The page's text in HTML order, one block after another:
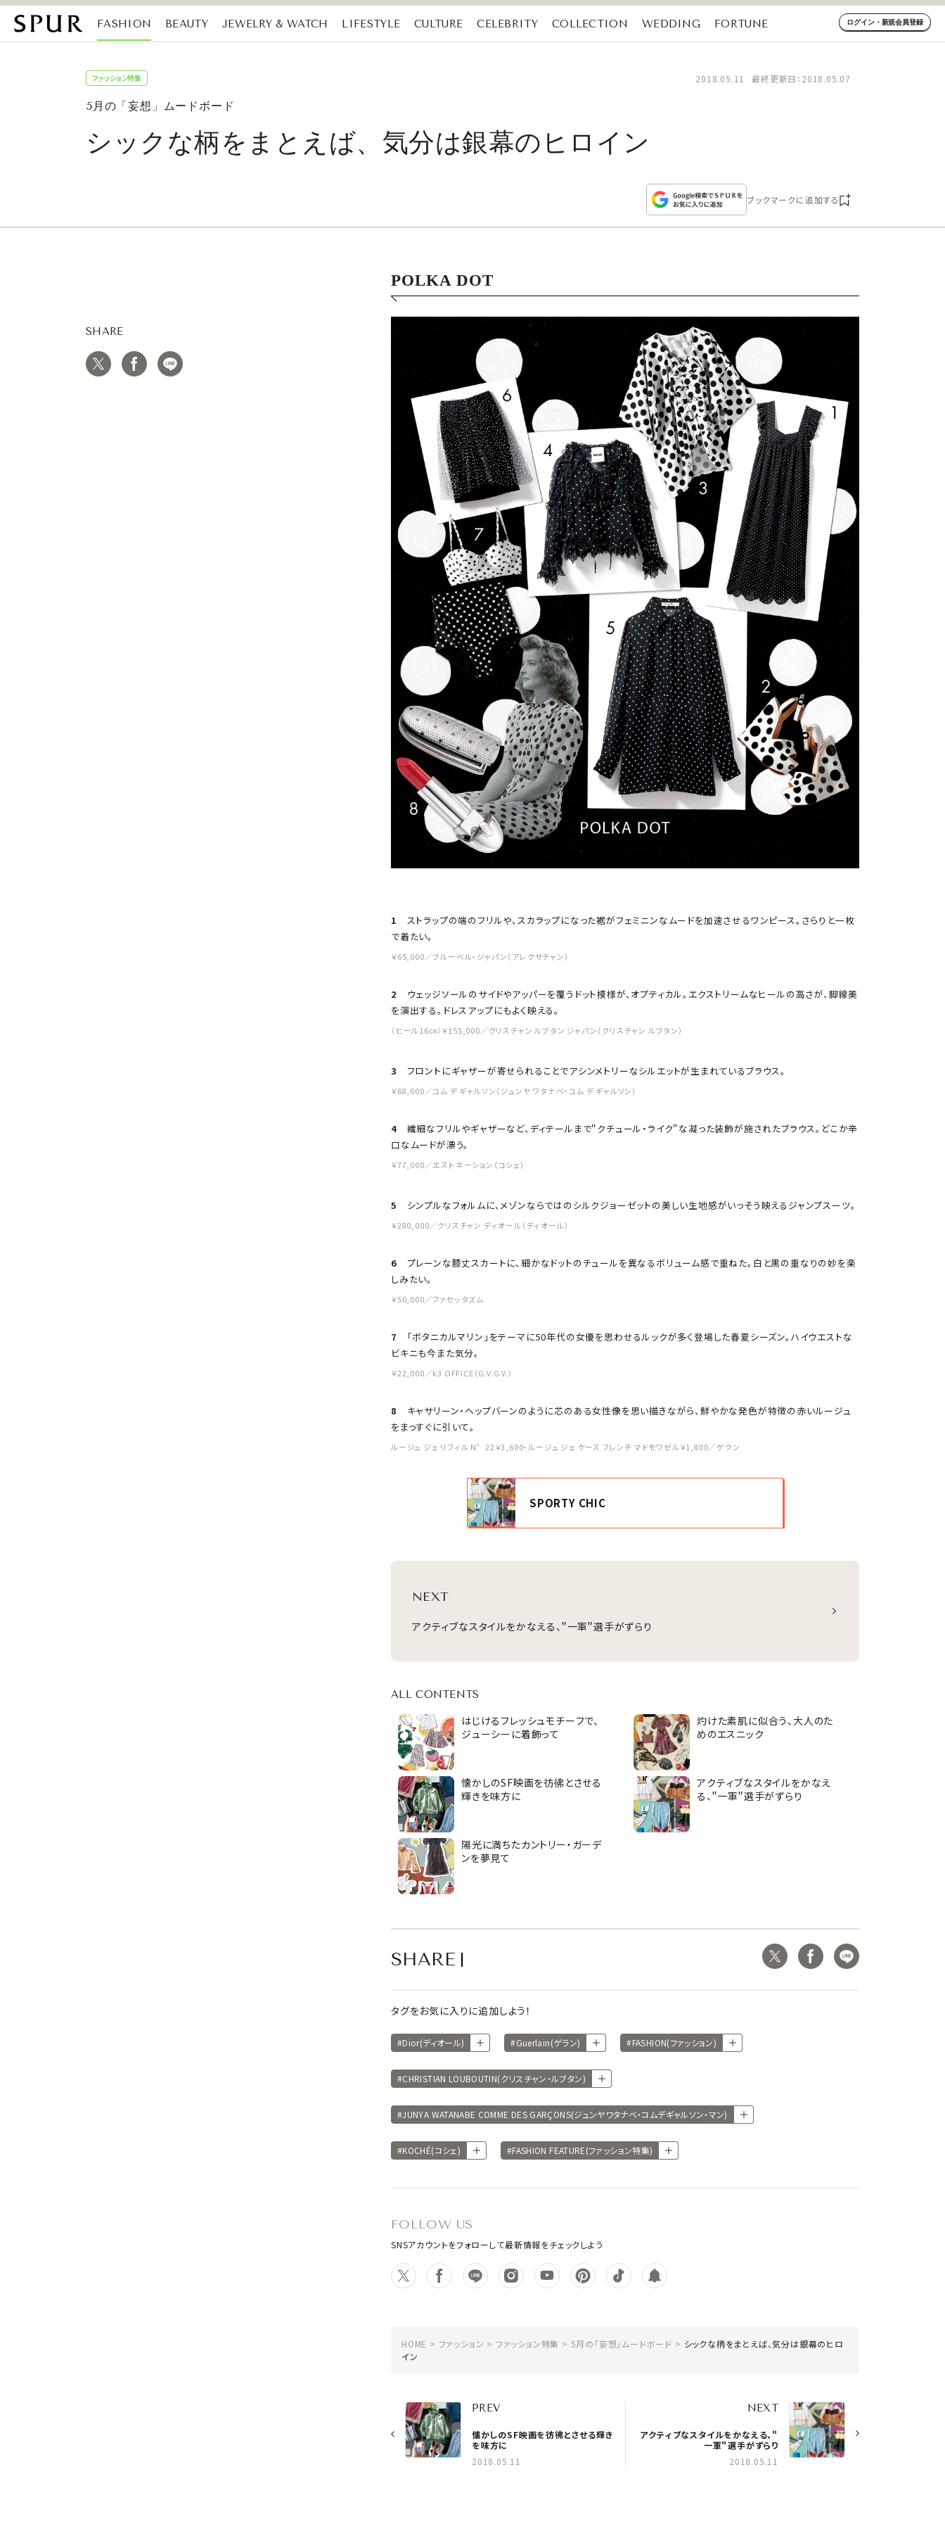
FASHION BEAUTY JEWELRY & WATCH LIFESTYLE CULTURE CELEBRITY COLLECTION WEDDING
FORTUNE
ログイン・新規会員登録
ファッション特集 2018.05.11 最終更新日：2018.05.07
5月の「妄想」ムードボード
シックな柄をまとえば、気分は銀幕のヒロイン
ブックマークに追加する
SHARE
POLKA DOT
1 ストラップの端のフリルや、スカラップになった裾がフェミニンなムードを加速させるワンピース。さらりと一枚
で着たい。
￥65,000／ブルーベル・ジャパン（アレクサチャン）
2 ウェッジソールのサイドやアッパーを覆うドット模様が、オプティカル。エクストリームなヒールの高さが、脚線美
を演出する。ドレスアップにもよく映える。
〈ヒール16㎝〉￥155,000／クリスチャン ルブタン ジャパン（クリスチャン ルブタン）
3 フロントにギャザーが寄せられることでアシンメトリーなシルエットが生まれているブラウス。
￥68,000／コム デ ギャルソン（ジュンヤ ワタナベ・コム デ ギャルソン）
4 繊細なフリルやギャザーなど、ディテールまで＂クチュール・ライク＂な凝った装飾が施されたブラウス。どこか辛
口なムードが漂う。
￥77,000／エストネーション（コシェ）
5 シンプルなフォルムに、メゾンならではのシルクジョーゼットの美しい生地感がいっそう映えるジャンプスーツ。
￥280,000／クリスチャン ディオール（ディオール）
6 プレーンな膝丈スカートに、細かなドットのチュールを異なるボリューム感で重ねた。白と黒の重なりの妙を楽
しみたい。
￥50,000／ファセッタズム
7 「ボタニカルマリン」をテーマに50年代の女優を思わせるルックが多く登場した春夏シーズン。ハイウエストな
ビキニも今また気分。
￥22,000／k3 OFFICE（G.V.G.V.）
8 キャサリーン・ヘップバーンのように芯のある女性像を思い描きながら、鮮やかな発色が特徴の赤いルージュ
をまっすぐに引いて。
ルージュ ジェ リフィル N゜22￥3,600・ルージュ ジェ ケース フレンチ マドモワゼル￥1,800／ゲラン
SPORTY CHIC
NEXT
アクティブなスタイルをかなえる、＂一軍＂選手がずらり
ALL CONTENTS
はじけるフレッシュモチーフで、
ジューシーに着飾って
灼けた素肌に似合う、大人のた
めのエスニック
懐かしのSF映画を彷彿とさせる
輝きを味方に
アクティブなスタイルをかなえ
る、＂一軍＂選手がずらり
陽光に満ちたカントリー・ガーデ
ンを夢見て
SHARE
タグをお気に入りに追加しよう！
#Dior(ディオール) #Guerlain(ゲラン) #FASHION(ファッション)
#CHRISTIAN LOUBOUTIN(クリスチャン・ルブタン)
#JUNYA WATANABE COMME DES GARÇONS(ジュンヤワタナベ・コムデギャルソン・マン)
#KOCHÉ(コシェ) #FASHION FEATURE(ファッション特集)
FOLLOW US
SNSアカウントをフォローして最新情報をチェックしよう
HOME ファッション ファッション特集 5月の「妄想」ムードボード
シックな柄をまとえば、気分は銀幕のヒロ
イン
PREV
懐かしのSF映画を彷彿とさせる輝き
を味方に
2018.05.11
NEXT
アクティブなスタイルをかなえる、＂
一軍＂選手がずらり
2018.05.11